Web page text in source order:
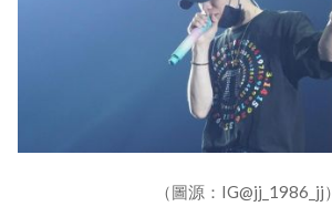
（圖源：IG@jj_1986_jj）